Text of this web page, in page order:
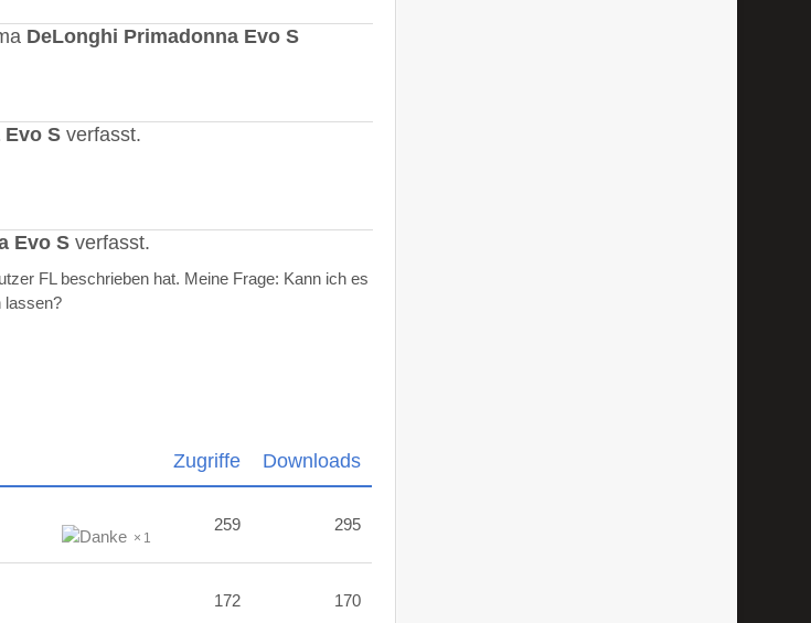
DeLonghi Primadonna Evo S
S verfasst.
Evo S verfasst.
FL beschrieben hat. Meine Frage: Kann ich es
lassen?
Zugriffe Downloads
1
259 295
172 170